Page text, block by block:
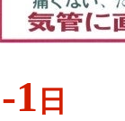
-1 日